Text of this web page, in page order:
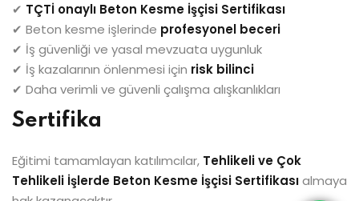
✔ TÇTİ onaylı Beton Kesme İşçisi Sertifikası
✔ Beton kesme işlerinde profesyonel beceri
✔ İş güvenliği ve yasal mevzuata uygunluk
✔ İş kazalarının önlenmesi için risk bilinci
✔ Daha verimli ve güvenli çalışma alışkanlıkları
Sertifika
Eğitimi tamamlayan katılımcılar, Tehlikeli ve Çok
Tehlikeli İşlerde Beton Kesme İşçisi Sertifikasıalmaya